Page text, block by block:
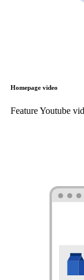
Homepage video
Feature Youtube